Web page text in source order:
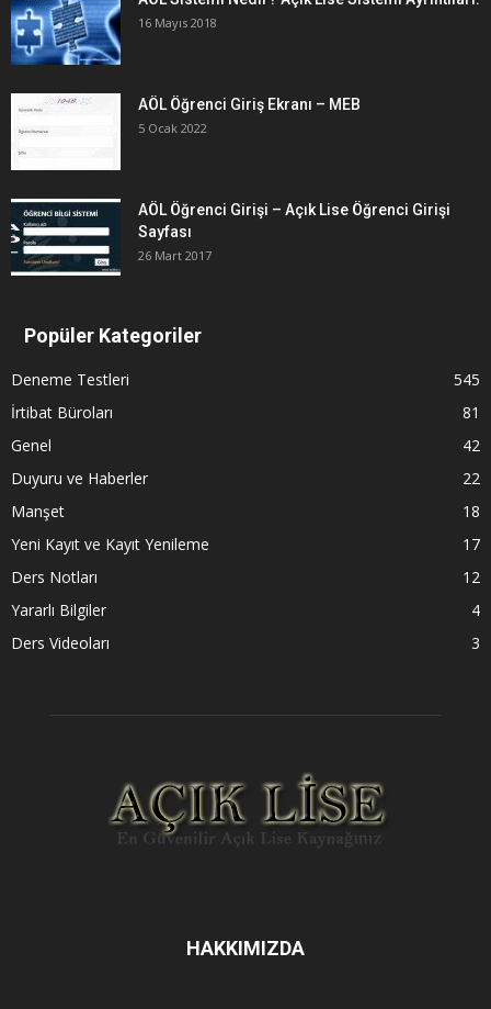
16 Mayıs 2018
AÖL Öğrenci Giriş Ekranı – MEB
5 Ocak 2022
AÖL Öğrenci Girişi – Açık Lise Öğrenci Girişi
Sayfası
26 Mart 2017
Popüler Kategoriler
Deneme Testleri
545
İrtibat Büroları
81
Genel
42
Duyuru ve Haberler
22
Manşet
18
Yeni Kayıt ve Kayıt Yenileme
17
Ders Notları
12
Yararlı Bilgiler
4
Ders Videoları
3
HAKKIMIZDA